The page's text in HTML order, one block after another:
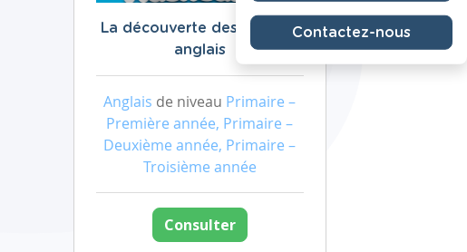
La découverte des sons en
anglais
Anglais de niveau Primaire –
Première année, Primaire –
Deuxième année, Primaire –
Troisième année
Consulter
Contactez-nous